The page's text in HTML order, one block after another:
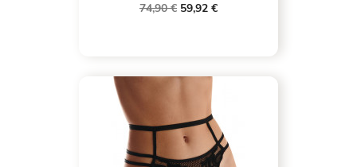
74,90 € 59,92 €